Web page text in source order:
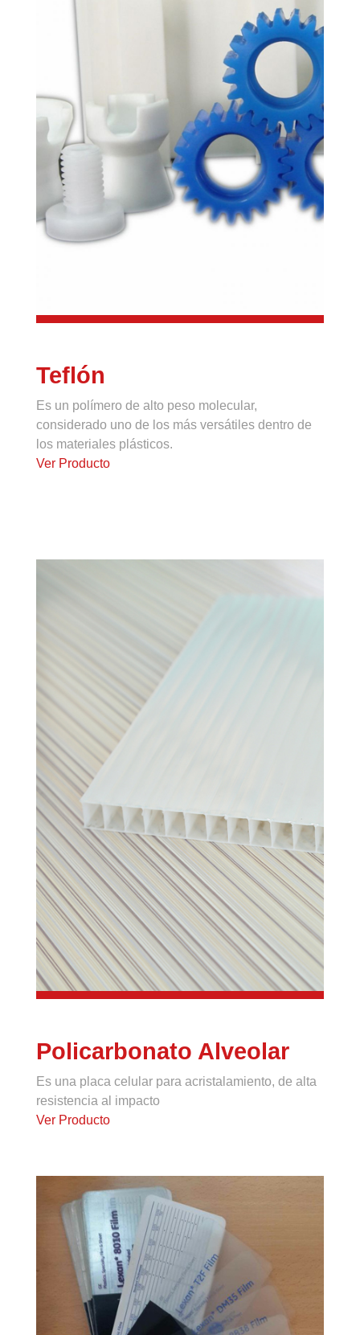
Teflón
Es un polímero de alto peso molecular,
considerado uno de los más versátiles dentro de
los materiales plásticos.
Ver Producto
Policarbonato Alveolar
Es una placa celular para acristalamiento, de alta
resistencia al impacto
Ver Producto